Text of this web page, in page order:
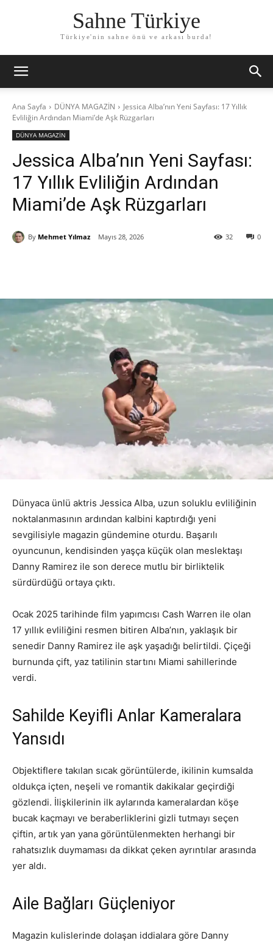
Sahne Türkiye
Türkiye'nin sahne önü ve arkası burda!
Ana Sayfa DÜNYA MAGAZİN
Jessica Alba’nın Yeni Sayfası: 17 Yıllık
Evliliğin Ardından Miami’de Aşk Rüzgarları
DÜNYA MAGAZİN
Jessica Alba’nın Yeni Sayfası:
17 Yıllık Evliliğin Ardından
Miami’de Aşk Rüzgarları
By Mehmet Yılmaz Mayıs 28, 2026 0
32
Dünyaca ünlü aktris Jessica Alba, uzun soluklu evliliğinin
noktalanmasının ardından kalbini kaptırdığı yeni
sevgilisiyle magazin gündemine oturdu. Başarılı
oyuncunun, kendisinden yaşça küçük olan meslektaşı
Danny Ramirez ile son derece mutlu bir birliktelik
sürdürdüğü ortaya çıktı.
Ocak 2025 tarihinde film yapımcısı Cash Warren ile olan
17 yıllık evliliğini resmen bitiren Alba’nın, yaklaşık bir
senedir Danny Ramirez ile aşk yaşadığı belirtildi. Çiçeği
burnunda çift, yaz tatilinin startını Miami sahillerinde
verdi.
Sahilde Keyifli Anlar Kameralara
Yansıdı
Objektiflere takılan sıcak görüntülerde, ikilinin kumsalda
oldukça içten, neşeli ve romantik dakikalar geçirdiği
gözlendi. İlişkilerinin ilk aylarında kameralardan köşe
bucak kaçmayı ve beraberliklerini gizli tutmayı seçen
çiftin, artık yan yana görüntülenmekten herhangi bir
rahatsızlık duymaması da dikkat çeken ayrıntılar arasında
yer aldı.
Aile Bağları Güçleniyor
Magazin kulislerinde dolaşan iddialara göre Danny